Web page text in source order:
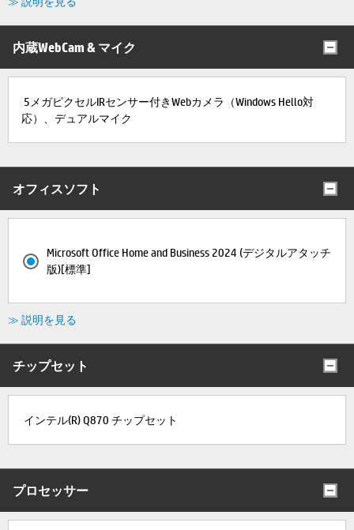
内蔵WebCam & マイク
5メガピクセルIRセンサー付きWebカメラ（Windows Hello対
応）、デュアルマイク
オフィスソフト
Microsoft Office Home and Business 2024 (デジタルアタッチ
版)[標準]
≫ 説明を見る
チップセット
インテル(R) Q870 チップセット
プロセッサー